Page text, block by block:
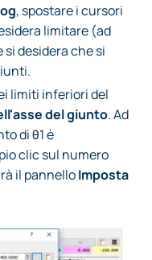
, spostare i cursori
limitare (ad
si desidera che si
limiti inferiori del
del giunto. Ad
di θ1 è
clic sul numero
il pannelloImposta